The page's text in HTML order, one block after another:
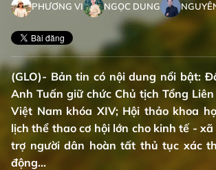
PHƯƠNG VI NGỌC DUNG
(GLO)- Bản tin có nội dung nổi bật:
Anh Tuấn giữ chức Chủ tịch Tổng
Việt Nam khóa XIV; Hội thảo khoa
lịch thể thao cơ hội lớn cho kinh tế - xã
trợ người dân hoàn tất thủ tục xác
động...